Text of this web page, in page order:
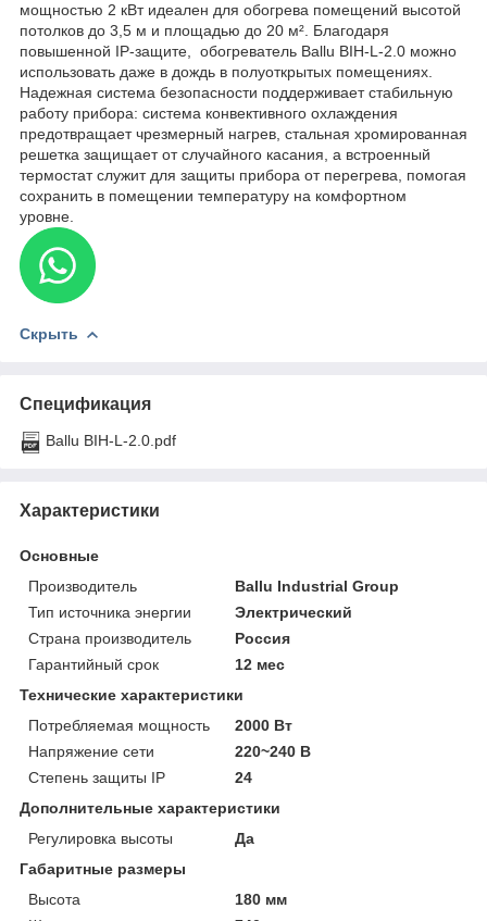
мощностью 2 кВт идеален для обогрева помещений высотой
потолков до 3,5 м и площадью до 20 м². Благодаря
повышенной IP-защите, обогреватель Ballu BIH-L-2.0 можно
использовать даже в дождь в полуоткрытых помещениях.
Надежная система безопасности поддерживает стабильную
работу прибора: система конвективного охлаждения
предотвращает чрезмерный нагрев, стальная хромированная
решетка защищает от случайного касания, а встроенный
термостат служит для защиты прибора от перегрева, помогая
сохранить в помещении температуру на комфортном
уровне.
Скрыть
Спецификация
Ballu BIH-L-2.0.pdf
Характеристики
Основные
Производитель
Ballu Industrial Group
Тип источника энергии
Электрический
Страна производитель
Россия
Гарантийный срок
12 мес
Технические характеристики
Потребляемая мощность
2000 Вт
Напряжение сети
220~240 В
Степень защиты IP
24
Дополнительные характеристики
Регулировка высоты
Да
Габаритные размеры
Высота
180 мм